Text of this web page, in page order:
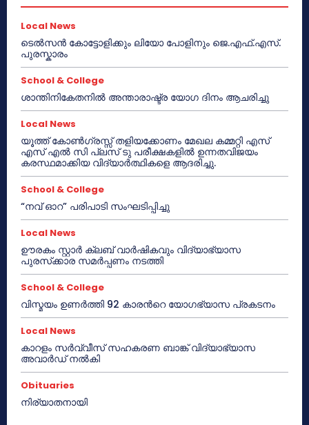
Local News
ടെൽസൻ കോട്ടോളിക്കും ലിയോ പോളിനും ജെ.എഫ്.എസ്.
പുരസ്കാരം
School & College
ശാന്തിനികേതനിൽ അന്താരാഷ്ട്ര യോഗ ദിനം ആചരിച്ചു
Local News
യൂത്ത് കോൺഗ്രസ്സ് തളിയക്കോണം മേഖല കമ്മറ്റി എസ്
എസ് എൽ സി പ്ലസ് ടു പരീക്ഷകളിൽ ഉന്നതവിജയം
കരസ്ഥമാക്കിയ വിദ്യാർത്ഥികളെ ആദരിച്ചു.
School & College
“നവ് ഓറ” പരിപാടി സംഘടിപ്പിച്ചു
Local News
ഊരകം സ്റ്റാർ ക്ലബ് വാർഷികവും വിദ്യാഭ്യാസ
പുരസ്‌ക്കാര സമർപ്പണം നടത്തി
School & College
വിസ്മയം ഉണർത്തി 92 കാരൻറെ യോഗഭ്യാസ പ്രകടനം
Local News
കാറളം സർവ്വീസ് സഹകരണ ബാങ്ക് വിദ്യാഭ്യാസ
അവാർഡ് നൽകി
Obituaries
നിര്യാതനായി